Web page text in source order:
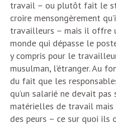
travail – ou plutôt fait le
croire mensongèrement
travailleurs – mais il offre
monde qui dépasse le
y compris pour le
musulman, l’étranger. Au
du fait que les
qu’un salarié ne devait
matérielles de travail mais
des peurs – ce sur quoi ils